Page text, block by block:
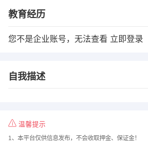
教育经历
您不是企业账号，无法查看 立即登录
自我描述
温馨提示
1、本平台仅供信息发布，不会收取押金、保证金！